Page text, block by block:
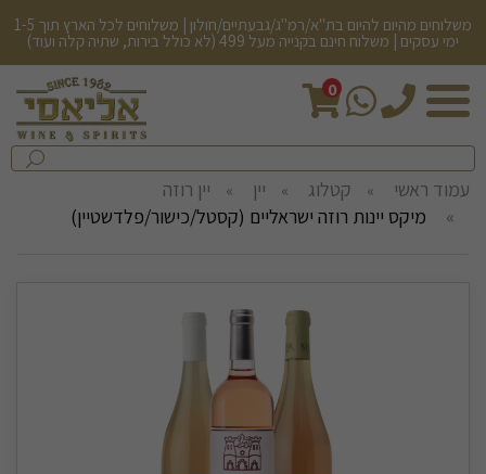
משלוחים מהיום להיום בת"א/רמ"ג/גבעתיים/חולון | משלוחים לכל הארץ תוך 1-5
ימי עסקים | משלוח חינם בקנייה מעל 499 (לא כולל בירות, שתיה קלה ועוד)
0
חיפש
בחנות...
עמוד ראשי קטלוג יין
יין רוזה
מיקס יינות רוזה ישראליים (קסטל/כישור/פלדשטיין)